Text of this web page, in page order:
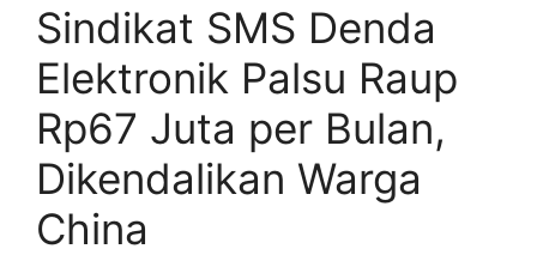
Sindikat SMS Denda
Elektronik Palsu Raup
Rp67 Juta per Bulan,
Dikendalikan Warga
China